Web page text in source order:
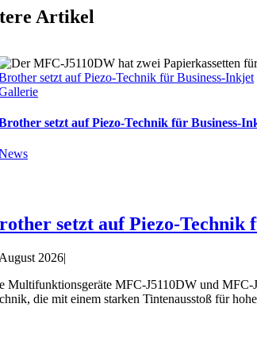
Artikel
setzt auf Piezo-Technik für Business-Inkjet
setzt auf Piezo-Technik für Business-
setzt auf Piezo-Technik
2026|
Multifunktionsgeräte MFC-J5110DW und MFC-
die mit einem starken Tintenausstoß für